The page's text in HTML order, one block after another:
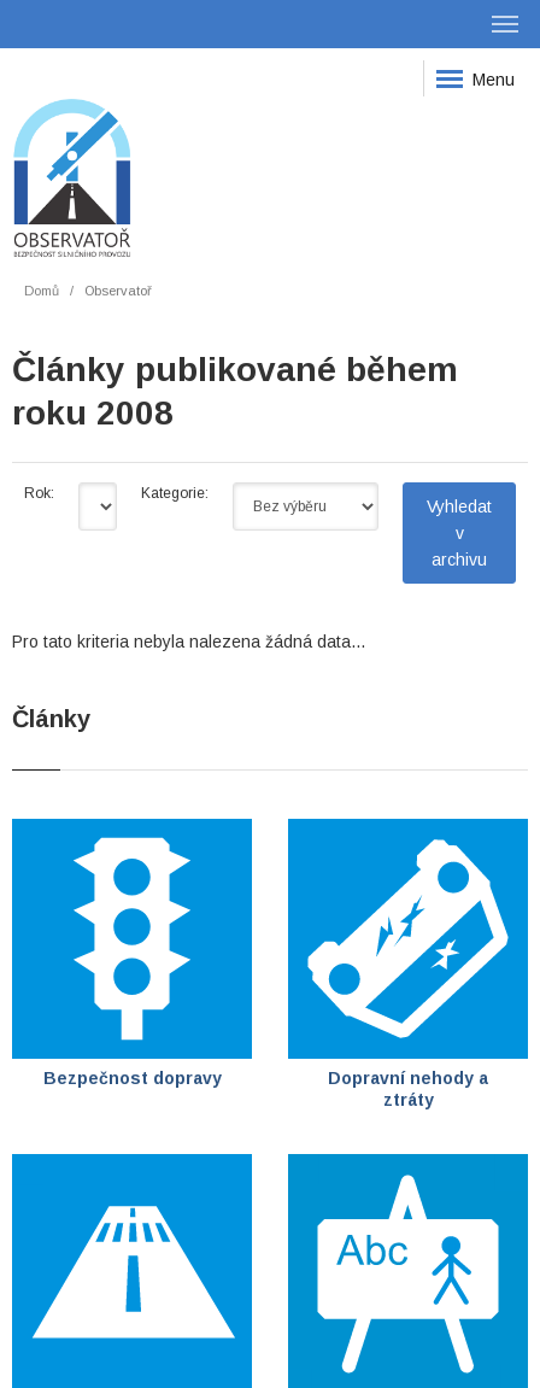
Menu
Domů Observatoř
Články publikované během
roku 2008
Rok: Kategorie:
Pro tato kriteria nebyla nalezena žádná data...
Články
Bezpečnost dopravy
Dopravní nehody a
ztráty